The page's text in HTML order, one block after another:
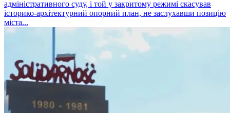
адміністративного суду, і той у закритому режимі скасував
історико-архітектурний опорний план, не заслухавши позицію
міста...